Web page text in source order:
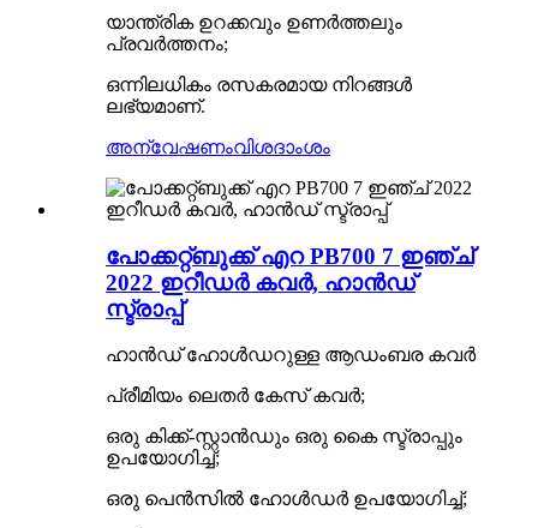
യാന്ത്രിക ഉറക്കവും ഉണർത്തലും
പ്രവർത്തനം;
ഒന്നിലധികം രസകരമായ നിറങ്ങൾ
ലഭ്യമാണ്.
അന്വേഷണംവിശദാംശം
പോക്കറ്റ്‌ബുക്ക് എറ PB700 7 ഇഞ്ച്
2022 ഇറീഡർ കവർ, ഹാൻഡ്
സ്ട്രാപ്പ്
ഹാൻഡ് ഹോൾഡറുള്ള ആഡംബര കവർ
പ്രീമിയം ലെതർ കേസ് കവർ;
ഒരു കിക്ക്-സ്റ്റാൻഡും ഒരു കൈ സ്ട്രാപ്പും
ഉപയോഗിച്ച്;
ഒരു പെൻസിൽ ഹോൾഡർ ഉപയോഗിച്ച്;